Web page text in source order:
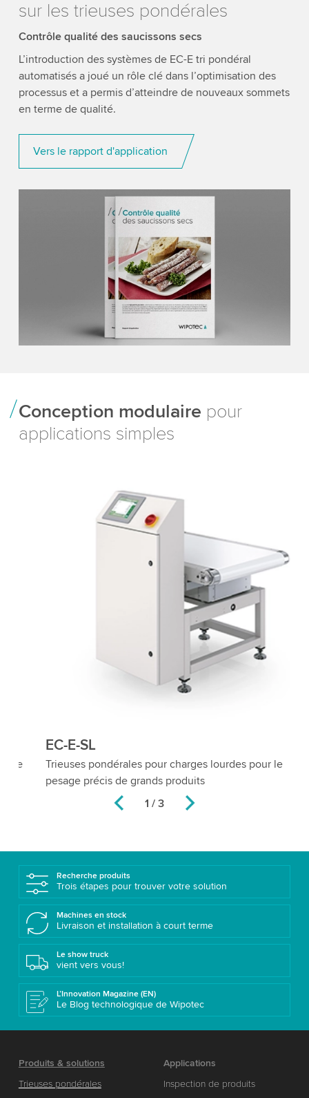
sur les trieuses pondérales
Contrôle qualité des saucissons secs
L’introduction des systèmes de EC-E tri pondéral
automatisés a joué un rôle clé dans l’optimisation des
processus et a permis d’atteindre de nouveaux sommets
en terme de qualité.
Vers le rapport d'application
Conception modulaire pour
applications simples
2 / 3
EC-E-SL
Trieuses pondérales pour charges lourdes pour le
pesage précis de grands produits
Recherche produits
Trois étapes pour trouver votre solution
Machines en stock
Livraison et installation à court terme
Le show truck
vient vers vous!
L’Innovation Magazine (EN)
Le Blog technologique de Wipotec
Produits & solutions
Trieuses pondérales
Applications
Inspection de produits